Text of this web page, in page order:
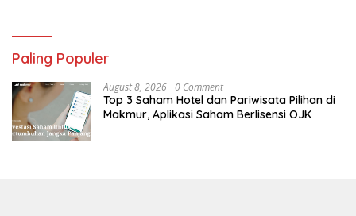
Paling Populer
August 8, 2026 0 Comment
Top 3 Saham Hotel dan Pariwisata Pilihan di
Makmur, Aplikasi Saham Berlisensi OJK